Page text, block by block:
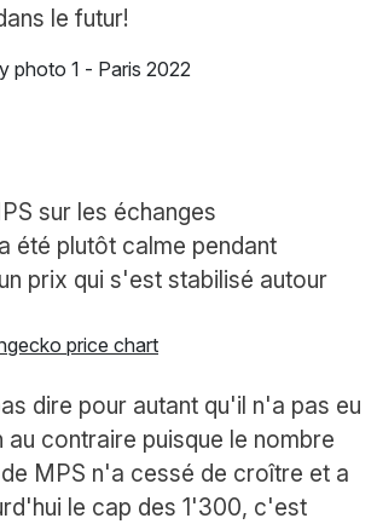
le futur!
sur les échanges
été plutôt calme pendant
prix qui s'est stabilisé autour
dire pour autant qu'il n'a pas eu
contraire puisque le nombre
MPS n'a cessé de croître et a
le cap des 1'300, c'est